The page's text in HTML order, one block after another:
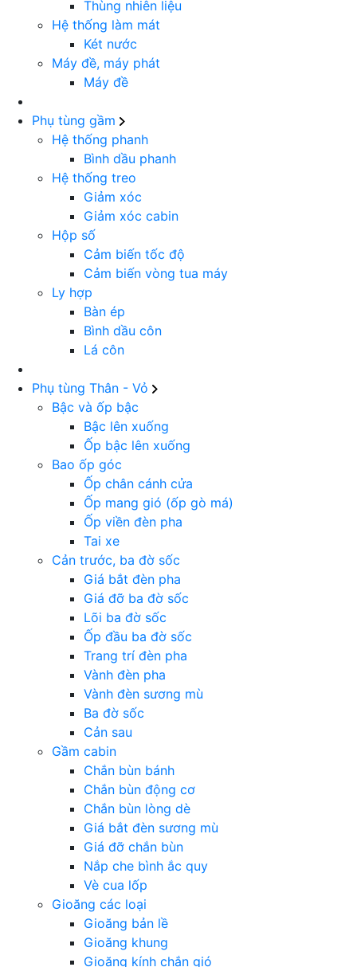
Thùng nhiên liệu
Hệ thống làm mát
Két nước
Máy đề, máy phát
Máy đề
Phụ tùng gầm
Hệ thống phanh
Bình dầu phanh
Hệ thống treo
Giảm xóc
Giảm xóc cabin
Hộp số
Cảm biến tốc độ
Cảm biến vòng tua máy
Ly hợp
Bàn ép
Bình dầu côn
Lá côn
Phụ tùng Thân - Vỏ
Bậc và ốp bậc
Bậc lên xuống
Ốp bậc lên xuống
Bao ốp góc
Ốp chân cánh cửa
Ốp mang gió (ốp gò má)
Ốp viền đèn pha
Tai xe
Cản trước, ba đờ sốc
Giá bắt đèn pha
Giá đỡ ba đờ sốc
Lõi ba đờ sốc
Ốp đầu ba đờ sốc
Trang trí đèn pha
Vành đèn pha
Vành đèn sương mù
Ba đờ sốc
Cản sau
Gầm cabin
Chắn bùn bánh
Chắn bùn động cơ
Chắn bùn lòng dè
Giá bắt đèn sương mù
Giá đỡ chắn bùn
Nắp che bình ắc quy
Vè cua lốp
Gioăng các loại
Gioăng bản lề
Gioăng khung
Gioăng kính chắn gió